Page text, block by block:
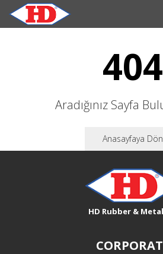
404
Aradığınız Sayfa
Anasayfaya Dön
HD Rubber &